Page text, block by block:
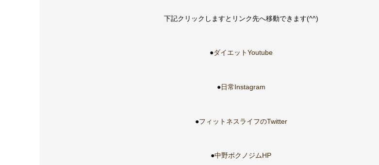
下記クリックしますとリンク先へ移動できます(^^)
●ダイエットYoutube
●日常Instagram
●フィットネスライフのTwitter
●中野ボクノジムHP